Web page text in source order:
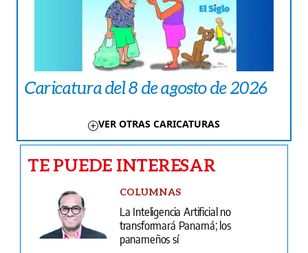
Caricatura del 8 de agosto de 2026
VER OTRAS CARICATURAS
TE PUEDE INTERESAR
COLUMNAS
La Inteligencia Artificial no
transformará Panamá; los
panameños sí